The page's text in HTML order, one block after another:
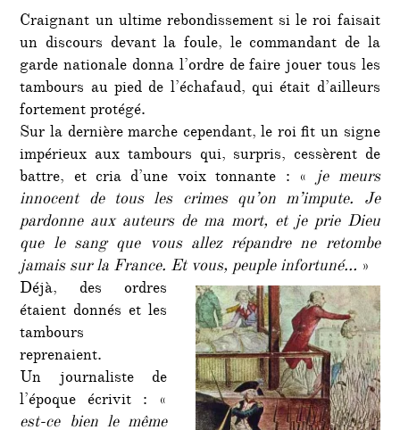
Craignant un ultime rebondissement si le roi faisait
un discours devant la foule, le commandant de la
garde nationale donna l’ordre de faire jouer tous les
tambours au pied de l’échafaud, qui était d’ailleurs
fortement protégé.
Sur la dernière marche cependant, le roi fit un signe
impérieux aux tambours qui, surpris, cessèrent de
battre, et cria d’une voix tonnante : «je meurs
innocent de tous les crimes qu’on m’impute. Je
pardonne aux auteurs de ma mort, et je prie Dieu
que le sang que vous allez répandre ne retombe
jamais sur la France. Et vous, peuple infortuné… »
Déjà, des ordres
étaient donnés et les
tambours
reprenaient.
Un journaliste de
l’époque écrivit : «
est-ce bien le même